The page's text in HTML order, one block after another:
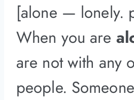
[alone — lonely.
When you are
are not with any
people.